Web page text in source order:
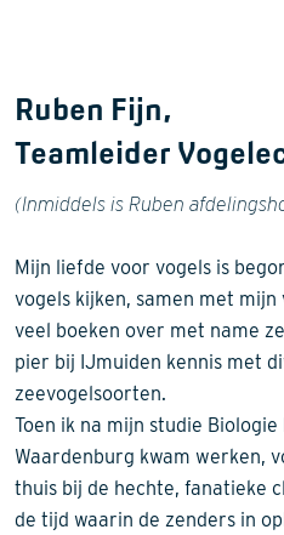
Ruben Fijn,
Teamleider
(Inmiddels is Ruben
Mijn liefde voor vogels is
vogels kijken, samen met mijn
veel boeken over met name
pier bij IJmuiden kennis met
zeevogelsoorten.
Toen ik na mijn studie
Waardenburg kwam werken,
thuis bij de hechte, fanatieke
de tijd waarin de zenders in